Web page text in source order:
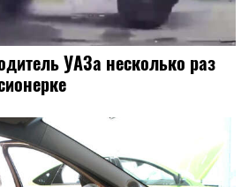
УАЗа несколько раз